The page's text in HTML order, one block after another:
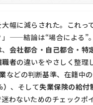
大幅に減らされた。これっ
」——結論は“場合による”。
会社都合・自己都合・特
職者の違いをやさしく整理
などの判断基準、在籍中の
、そして失業保険の給付
わないためのチェックポ